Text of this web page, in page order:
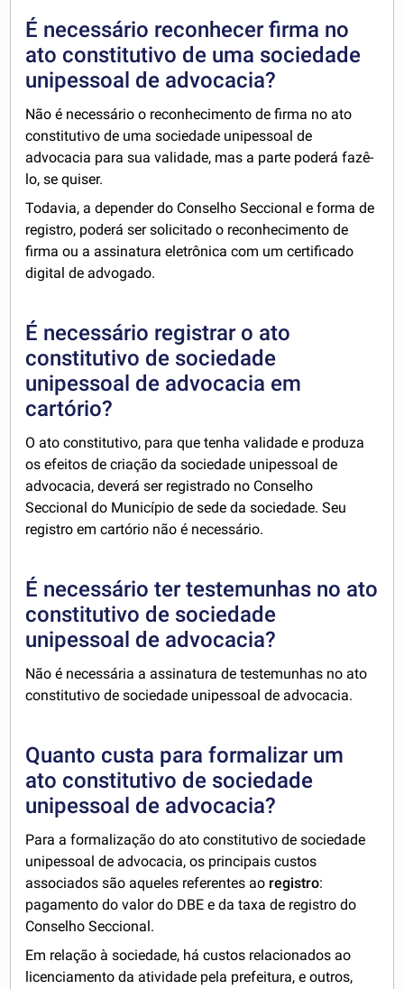
É necessário reconhecer firma no
ato constitutivo de uma sociedade
unipessoal de advocacia?
Não é necessário o reconhecimento de firma no ato
constitutivo de uma sociedade unipessoal de
advocacia para sua validade, mas a parte poderá fazê-
lo, se quiser.
Todavia, a depender do Conselho Seccional e forma de
registro, poderá ser solicitado o reconhecimento de
firma ou a assinatura eletrônica com um certificado
digital de advogado.
É necessário registrar o ato
constitutivo de sociedade
unipessoal de advocacia em
cartório?
O ato constitutivo, para que tenha validade e produza
os efeitos de criação da sociedade unipessoal de
advocacia, deverá ser registrado no Conselho
Seccional do Município de sede da sociedade. Seu
registro em cartório não é necessário.
É necessário ter testemunhas no ato
constitutivo de sociedade
unipessoal de advocacia?
Não é necessária a assinatura de testemunhas no ato
constitutivo de sociedade unipessoal de advocacia.
Quanto custa para formalizar um
ato constitutivo de sociedade
unipessoal de advocacia?
Para a formalização do ato constitutivo de sociedade
unipessoal de advocacia, os principais custos
associados são aqueles referentes ao registro:
pagamento do valor do DBE e da taxa de registro do
Conselho Seccional.
Em relação à sociedade, há custos relacionados ao
licenciamento da atividade pela prefeitura, e outros,